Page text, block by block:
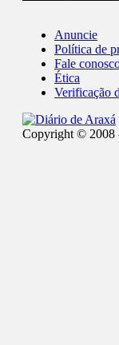
Anuncie
Política de
Fale
Ética
Verificação
Copyright © 2008